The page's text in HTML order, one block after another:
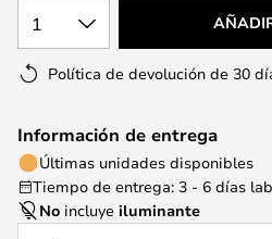
1
Política de devolución de 30
Información de entrega
Últimas unidades disponibles
Tiempo de entrega: 3 - 6 días
No incluye iluminante